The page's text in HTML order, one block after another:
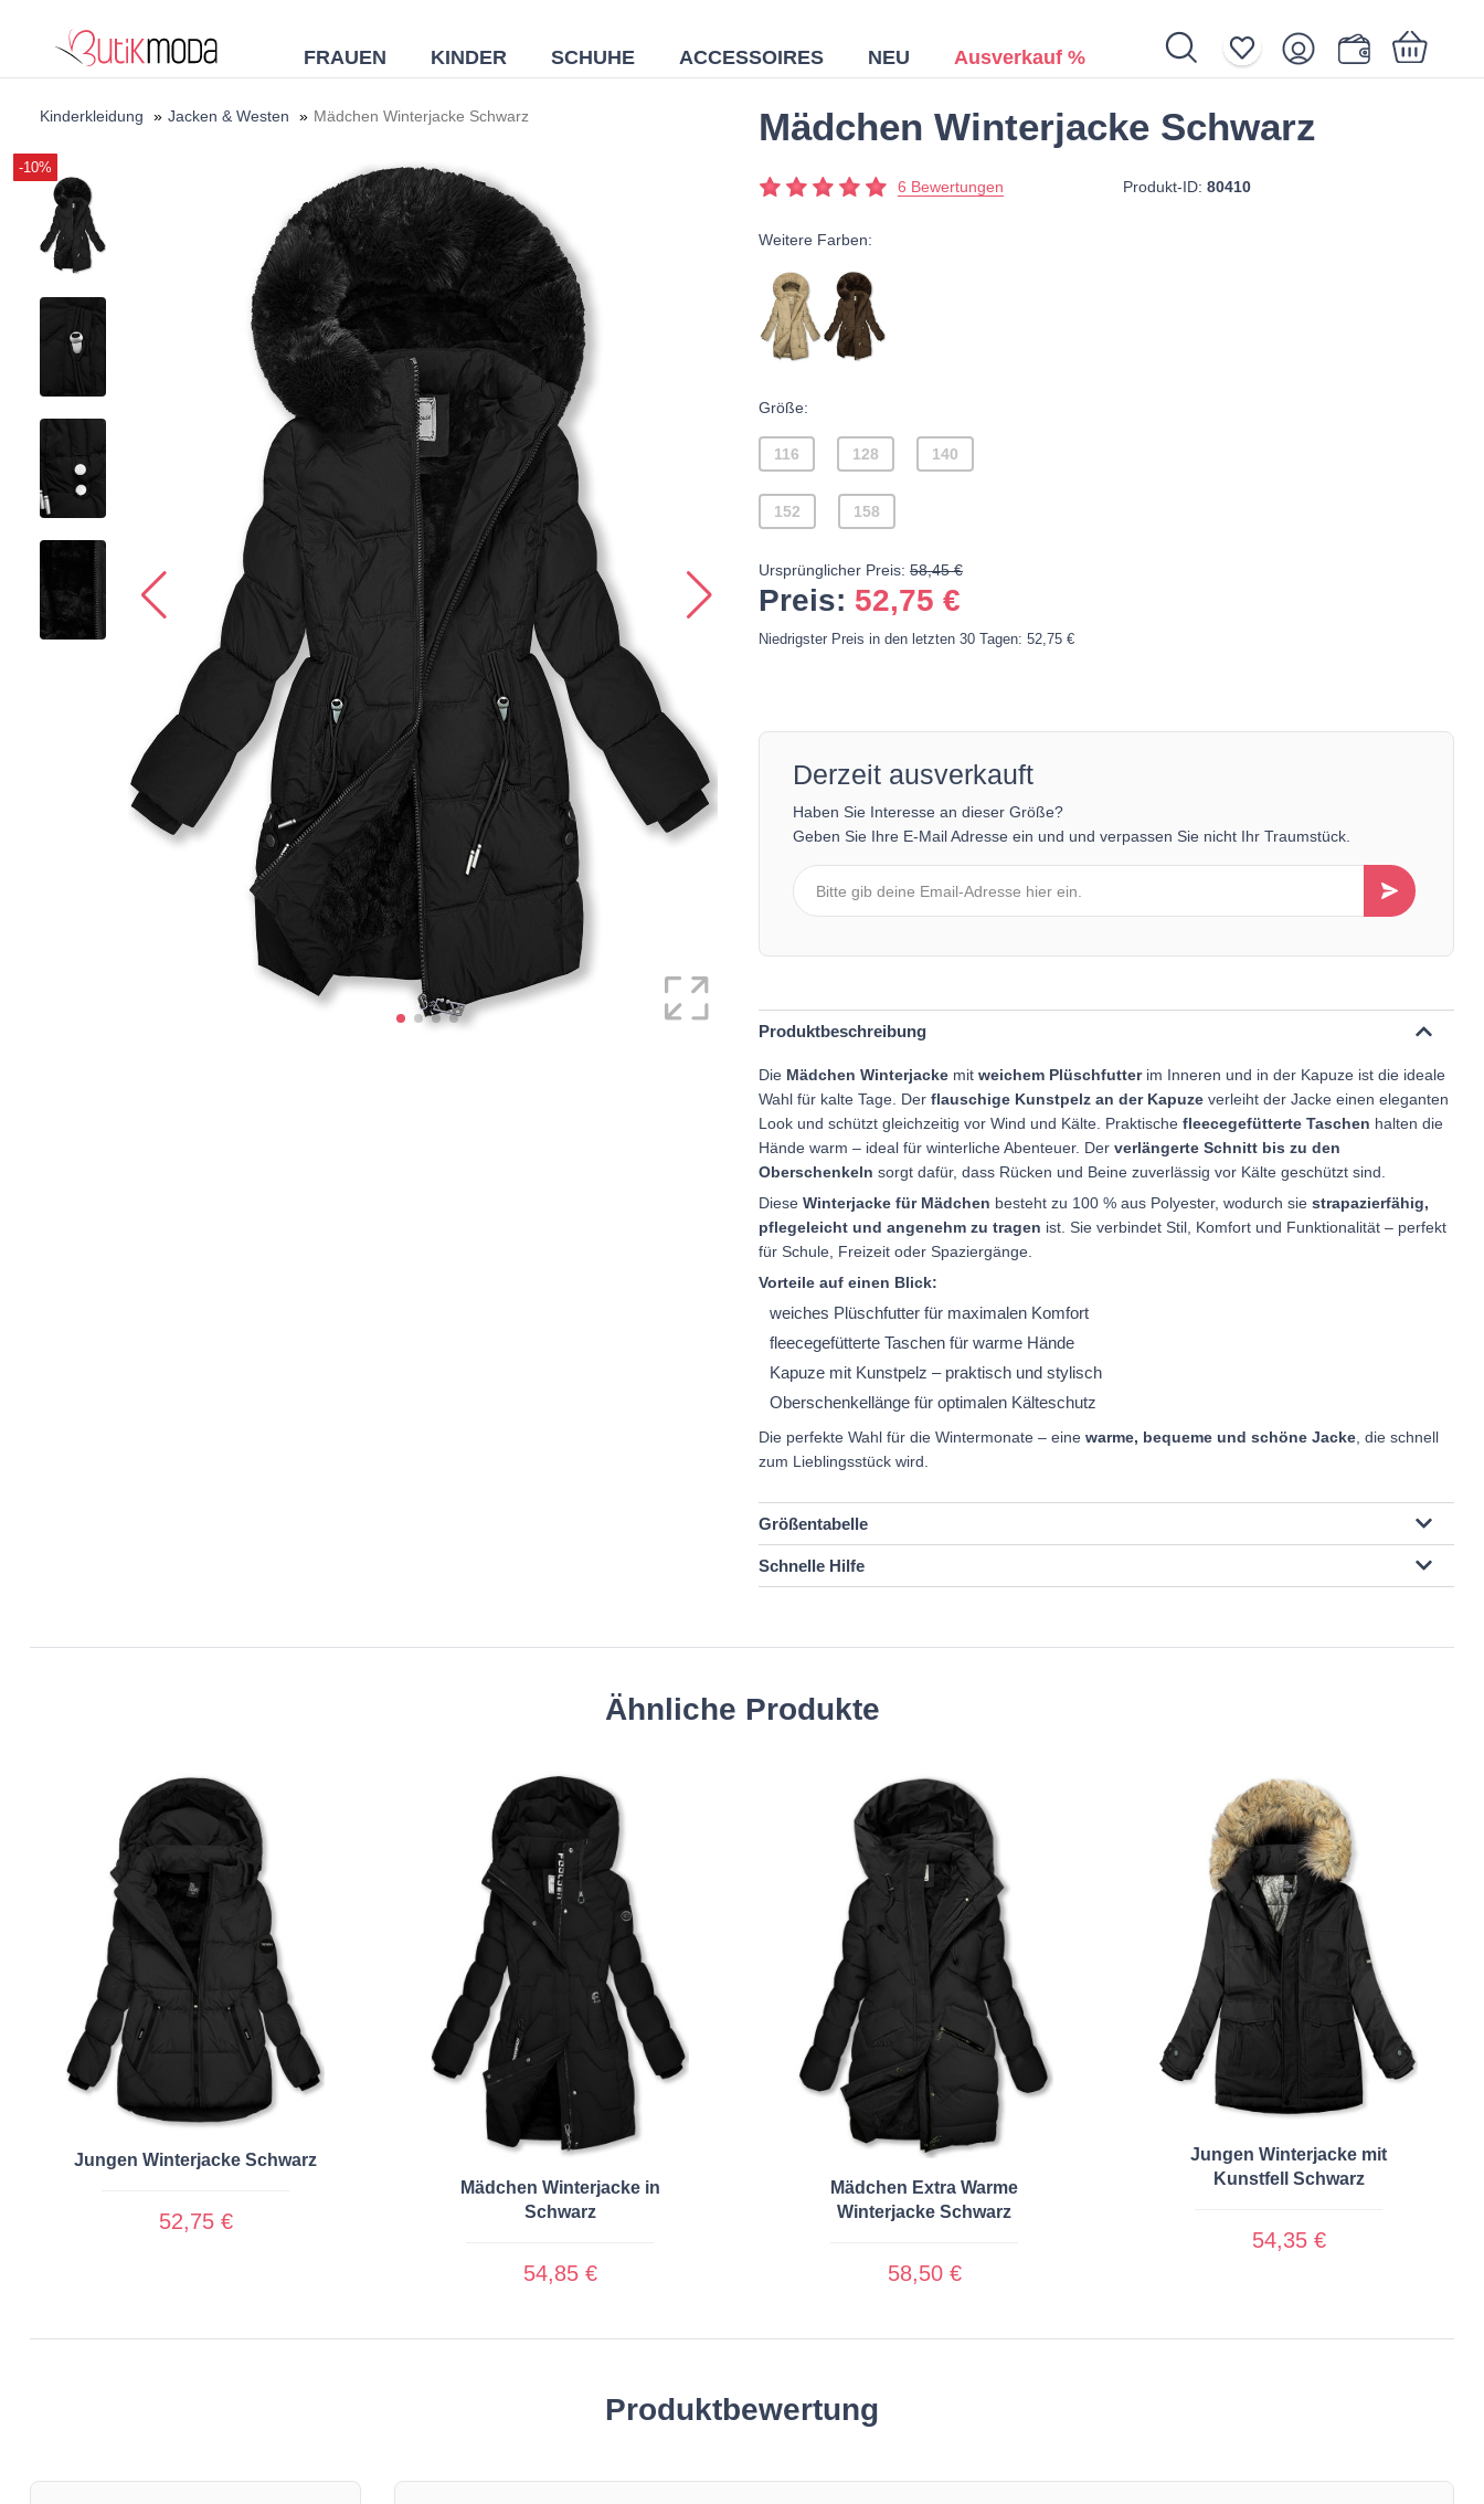
FRAUEN KINDER SCHUHE ACCESSOIRES NEU Ausverkauf %
Ihr Warenkorb ist noch leer.
Kinderkleidung » Jacken & Westen » Mädchen Winterjacke Schwarz
-10%
Mädchen Winterjacke Schwarz
6 Bewertungen Produkt-ID: 80410
Weitere Farben:
Größe:
116 128 140
152 158
Ursprünglicher Preis: 58,45 €
Preis: 52,75 €
Niedrigster Preis in den letzten 30 Tagen: 52,75 €
Derzeit ausverkauft
Haben Sie Interesse an dieser Größe?
Geben Sie Ihre E-Mail Adresse ein und und verpassen Sie nicht Ihr Traumstück.
Produktbeschreibung
Die Mädchen Winterjacke mit weichem Plüschfutterim Inneren und in der Kapuze ist die ideale
Wahl für kalte Tage. Der flauschige Kunstpelz an der Kapuze verleiht der Jacke einen eleganten
Look und schützt gleichzeitig vor Wind und Kälte. Praktische fleecegefütterte Taschen halten die
Hände warm – ideal für winterliche Abenteuer. Der verlängerte Schnitt bis zu den
Oberschenkeln sorgt dafür, dass Rücken und Beine zuverlässig vor Kälte geschützt sind.
Diese Winterjacke für Mädchen besteht zu 100 % aus Polyester, wodurch sie strapazierfähig,
pflegeleicht und angenehm zu tragen ist. Sie verbindet Stil, Komfort und Funktionalität – perfekt
für Schule, Freizeit oder Spaziergänge.
Vorteile auf einen Blick:
weiches Plüschfutter für maximalen Komfort
fleecegefütterte Taschen für warme Hände
Kapuze mit Kunstpelz – praktisch und stylisch
Oberschenkellänge für optimalen Kälteschutz
Die perfekte Wahl für die Wintermonate – eine warme, bequeme und schöne Jacke , die schnell
zum Lieblingsstück wird.
Größentabelle
Schnelle Hilfe
Ähnliche Produkte
Jungen Winterjacke Schwarz
52,75 €
Mädchen Winterjacke in
Schwarz
54,85 €
Mädchen Extra Warme
Winterjacke Schwarz
58,50 €
Jungen Winterjacke mit
Kunstfell Schwarz
54,35 €
Produktbewertung